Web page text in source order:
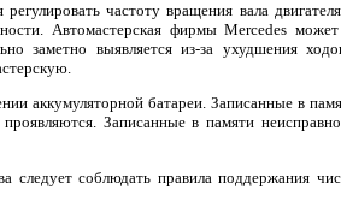
частоту вращения вала
Автомастерская фирмы Mercedes
заметно выявляется из-за ухудшения
аккумуляторной батареи. Записанные в
Записанные в памяти
следует соблюдать правила поддержания